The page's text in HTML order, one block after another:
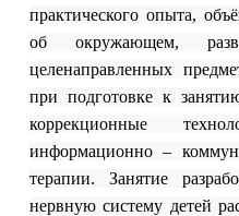
практического опыта,
об окружающем,
целенаправленных
при подготовке к
коррекционные
информационно –
терапии. Занятие
нервную систему детей